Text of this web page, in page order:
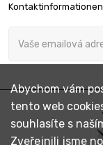
Abychom vám
tento web
souhlasíte s
Zveřejnili jsme